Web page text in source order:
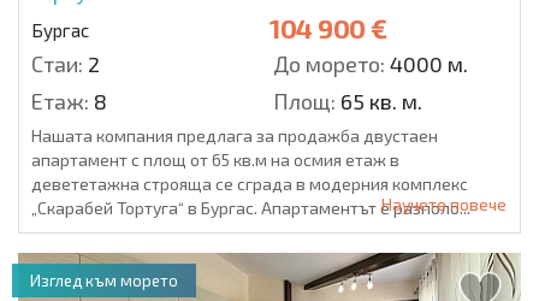
Бургас 104 900 €
Стаи: 2 До морето: 4000 м.
Етаж: 8 Площ: 65 кв. м.
Нашата компания предлага за продажба двустаен
апартамент с площ от 65 кв.м на осмия етаж в
девететажна строяща се сграда в модерния комплекс
„Скарабей Тортуга“ в Бургас. Апартаментът е разполо...
Научете повече
Изглед към морето